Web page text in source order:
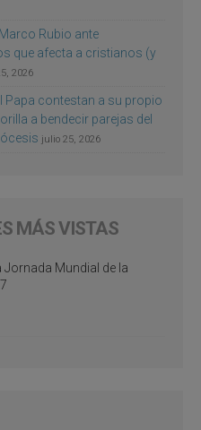
Rubio ante
que afecta a cristianos (y
2026
Papa contestan a su propio
a bendecir parejas del
julio 25, 2026
MÁS VISTAS
Jornada Mundial de la